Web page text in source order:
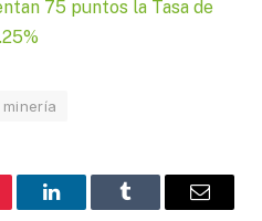
75 puntos la Tasa de
LinkedInTumblr Email